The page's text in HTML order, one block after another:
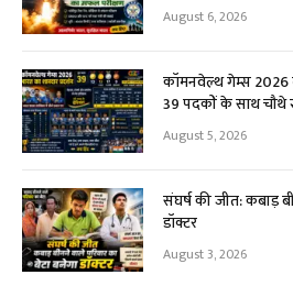
August 6, 2026
कॉमनवेल्थ गेम्स 2026
39 पदकों के साथ चौथे
August 5, 2026
संघर्ष की जीत: कबाड़
डॉक्टर
August 3, 2026